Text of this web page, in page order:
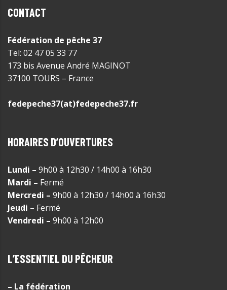
CONTACT
Fédération de pêche 37
Tel: 02 47 05 33 77
173 bis Avenue André MAGINOT
37100 TOURS – France
fedepeche37(at)fedepeche37.fr
HORAIRES D’OUVERTURES
Lundi – 9h00 à 12h30 / 14h00 à 16h30
Mardi – Fermé
Mercredi – 9h00 à 12h30 / 14h00 à 16h30
Jeudi – Fermé
Vendredi – 9h00 à 12h00
L’ESSENTIEL DU PÊCHEUR
– La fédération